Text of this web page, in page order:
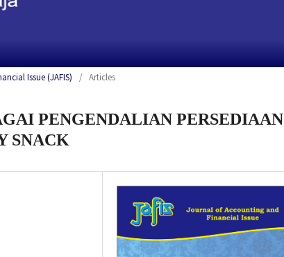
Issue (JAFIS) / Articles
PENGENDALIAN PERSEDIAAN
SNACK